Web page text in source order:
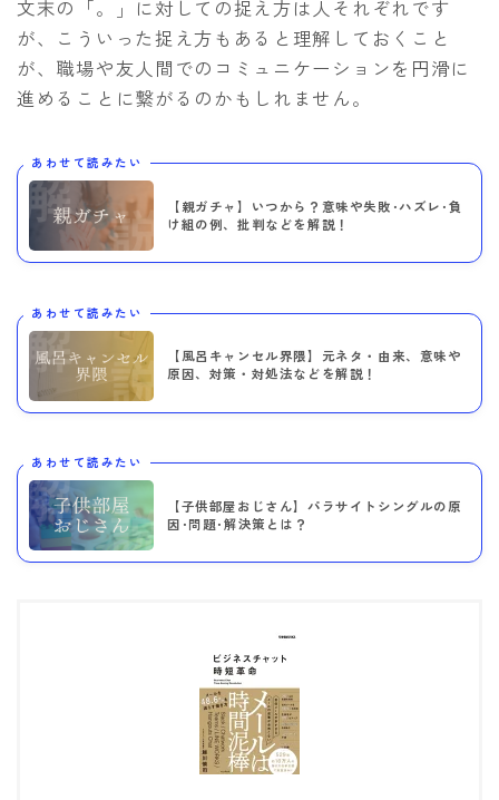
文末の「。」に対しての捉え方は人それぞれです
が、こういった捉え方もあると理解しておくこと
が、職場や友人間でのコミュニケーションを円滑に
進めることに繋がるのかもしれません。
あわせて読みたい
【親ガチャ】いつから？意味や失敗･ハズレ･負
け組の例、批判などを解説！
あわせて読みたい
【風呂キャンセル界隈】元ネタ・由来、意味や
原因、対策・対処法などを解説！
あわせて読みたい
【子供部屋おじさん】パラサイトシングルの原
因･問題･解決策とは？